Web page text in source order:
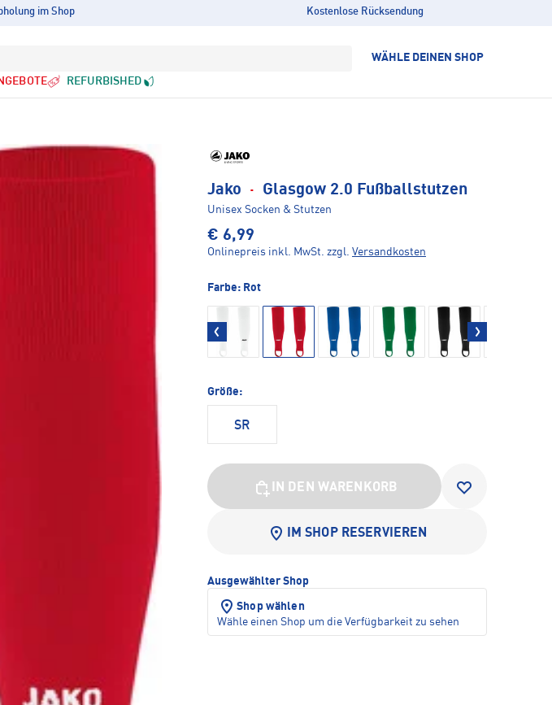
im Shop Kostenlose Rücksendung
WÄHLE DEINEN SHOP
REFURBISHED
Jako · Glasgow 2.0 Fußballstutzen
Unisex Socken & Stutzen
€ 6,99
Onlinepreis inkl. MwSt. zzgl. Versandkosten
Farbe: Rot
Größe:
SR
IN DEN WARENKORB
IM SHOP RESERVIEREN
Ausgewählter Shop
Shop wählen
Wähle einen Shop um die Verfügbarkeit zu sehen